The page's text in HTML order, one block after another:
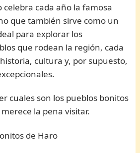
celebra cada año la famosa
que también sirve como un
para explorar los
que rodean la región, cada
cultura y, por supuesto,
cuales son los pueblos bonitos
la pena visitar.
de Haro